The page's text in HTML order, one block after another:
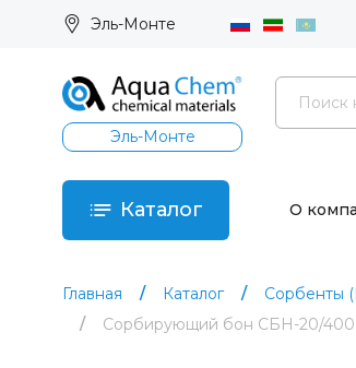
Эль-Монте
Эль-Монте
Каталог О
Главная Каталог Сорбенты
Сорбирующий бон СБН-20/